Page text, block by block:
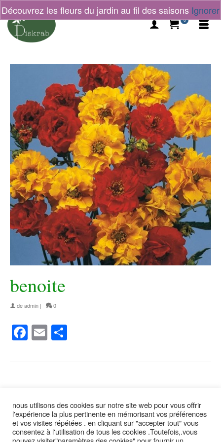
Découvrez les fleurs du jardin au fil des saisons Ignorer
0
benoite
deadmin | 0
Facebook
Email
suivez moi
nous utilisons des cookies sur notre site web pour vous offrir
l'expérience la plus pertinente en mémorisant vos préférences
et vos visites répétées . en cliquant sur "accepter tout" vous
consentez à l'utilisation de tous les cookies .Toutefois,.vous